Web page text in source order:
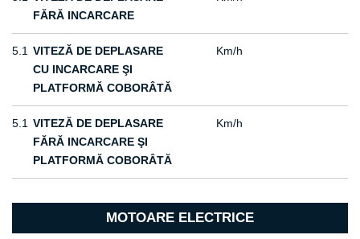
FĂRĂ INCARCARE
5.1 VITEZĂ DE DEPLASARE
CU INCARCARE ŞI
PLATFORMĂ COBORÂTĂ
Km/h
5.1 VITEZĂ DE DEPLASARE
FĂRĂ INCARCARE ŞI
PLATFORMĂ COBORÂTĂ
Km/h
MOTOARE ELECTRICE